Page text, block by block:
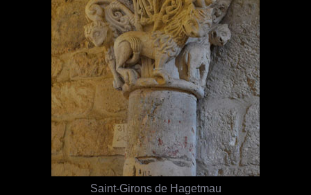
Saint-Girons de Hagetmau